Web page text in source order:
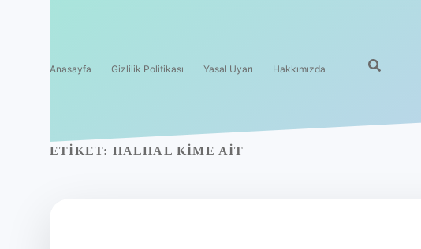
Anasayfa Gizlilik Politikası Yasal Uyarı Hakkımızda
ETIKET: HALHAL KIME AIT